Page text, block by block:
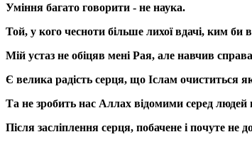
Уміння багато говорити - не наука.
Той, у кого чесноти більше лихої вдачі, ким
Мій устаз не обіцяв мені Рая, але навчив
Є велика радість серця, що Іслам очиститься
Та не зробить нас Аллах відомими серед людей
Після засліплення серця, побачене і почуте не